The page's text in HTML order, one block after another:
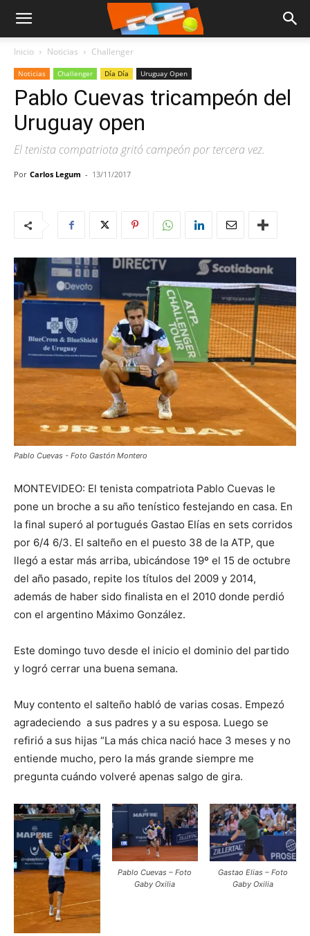
Inicio Noticias Challenger
Noticias Challenger Día Día Uruguay Open
Pablo Cuevas tricampeón del
Uruguay open
El tenista compatriota gritó campeón por tercera vez.
Por Carlos Legum - 13/11/2017
Pablo Cuevas - Foto Gastón Montero
MONTEVIDEO: El tenista compatriota Pablo Cuevas le
pone un broche a su año tenístico festejando en casa. En
la final superó al portugués Gastao Elías en sets corridos
por 6/4 6/3. El salteño en el puesto 38 de la ATP, que
llegó a estar más arriba, ubicándose 19º el 15 de octubre
del año pasado, repite los títulos del 2009 y 2014,
además de haber sido finalista en el 2010 donde perdió
con el argentino Máximo González.
Este domingo tuvo desde el inicio el dominio del partido
y logró cerrar una buena semana.
Muy contento el salteño habló de varias cosas. Empezó
agradeciendo a sus padres y a su esposa. Luego se
refirió a sus hijas “La más chica nació hace 3 meses y no
entiende mucho, pero la más grande siempre me
pregunta cuándo volveré apenas salgo de gira.
Pablo Cuevas – Foto
Gaby Oxilia
Gastao Elias – Foto
Gaby Oxilia